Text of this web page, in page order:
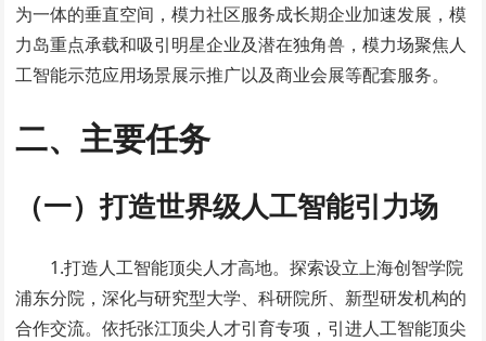
为一体的垂直空间，模力社区服务成长期企业加速发展，模
力岛重点承载和吸引明星企业及潜在独角兽，模力场聚焦人
工智能示范应用场景展示推广以及商业会展等配套服务。
二、主要任务
（一）打造世界级人工智能引力场
1.打造人工智能顶尖人才高地。探索设立上海创智学院
浦东分院，深化与研究型大学、科研院所、新型研发机构的
合作交流。依托张江顶尖人才引育专项，引进人工智能顶尖